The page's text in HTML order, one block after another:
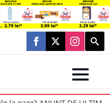
Search
for: